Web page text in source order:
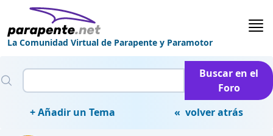
La Comunidad Virtual de Parapente y Paramotor
Buscar en el
Foro
+ Añadir un Tema
« volver atrás